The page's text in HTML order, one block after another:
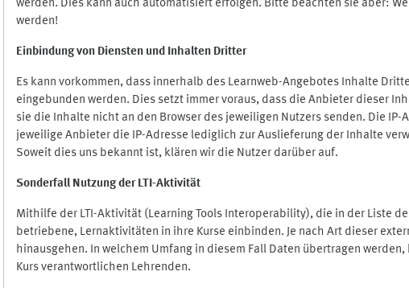
werden. Dies kann auch automatisiert erfolgen. Bitte beachten sie aber:
werden!
Einbindung von Diensten und Inhalten Dritter
Es kann vorkommen, dass innerhalb des Learnweb-Angebotes Inhalte
eingebunden werden. Dies setzt immer voraus, dass die Anbieter dieser
sie die Inhalte nicht an den Browser des jeweiligen Nutzers senden. Die
jeweilige Anbieter die IP-Adresse lediglich zur Auslieferung der Inhalte
Soweit dies uns bekannt ist, klären wir die Nutzer darüber auf.
Sonderfall Nutzung der LTI-Aktivität
Mithilfe der LTI-Aktivität (Learning Tools Interoperability), die in der Liste
betriebene, Lernaktivitäten in ihre Kurse einbinden. Je nach Art dieser
hinausgehen. In welchem Umfang in diesem Fall Daten übertragen
Kurs verantwortlichen Lehrenden.